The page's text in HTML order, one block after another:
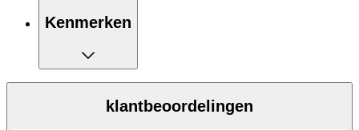
Kenmerken
klantbeoordelingen